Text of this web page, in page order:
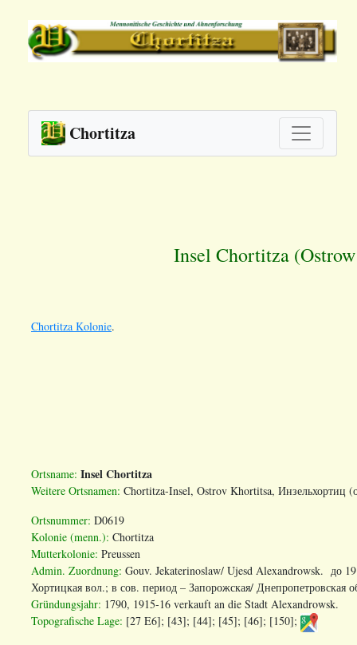
Chortitza
Insel Chortitza
Chortitza Kolonie.
Ortsname: Insel Chortitza
Weitere Ortsnamen: Chortitza-Insel, Ostrov Khortitsa,
Ortsnummer: D0619
Kolonie (menn.): Chortitza
Mutterkolonie: Preussen
Admin. Zuordnung: Gouv. Jekaterinoslaw/ Ujesd Alexandrowsk. до
Хортицкая вол.; в сов. период – Запорожская/ Днепропетровская
Gründungsjahr: 1790, 1915-16 verkauft an die Stadt Alexandrowsk.
Topografische Lage: [27 E6]; [43]; [44]; [45]; [46]; [150];